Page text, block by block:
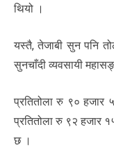
थियो ।
यस्तै, तेजाबी सुन पनि
सुनचाँदी व्यवसायी
प्रतितोला रु ९० हजार
प्रतितोला रु ९२ हजार
छ ।